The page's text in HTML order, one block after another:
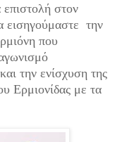
στον
εισηγούμαστε την
που
την ενίσχυση της
Ερμιονίδας με τα